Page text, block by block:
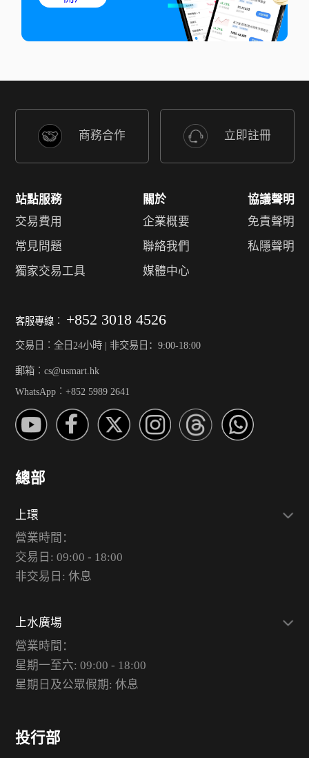
商務合作 立即註冊
站點服務
交易費用
常見問題
獨家交易工具
關於
企業概要
聯絡我們
媒體中心
協議聲明
免責聲明
私隱聲明
客服專線︰ +852 3018 4526
交易日︰全日24小時 | 非交易日：9:00-18:00
郵箱︰cs@usmart.hk
WhatsApp︰+852 5989 2641
總部
上環
營業時間：
交易日: 09:00 - 18:00
非交易日: 休息
上水廣場
營業時間：
星期一至六: 09:00 - 18:00
星期日及公眾假期: 休息
投行部